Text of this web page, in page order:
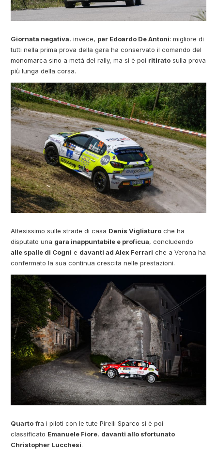
Giornata negativa, invece, per Edoardo De Antoni: migliore di
tutti nella prima prova della gara ha conservato il comando del
monomarca sino a metà del rally, ma si è poi ritirato sulla prova
più lunga della corsa.
Attesissimo sulle strade di casa Denis Vigliaturo che ha
disputato una gara inappuntabile e proficua, concludendo
alle spalle di Cogni e davanti ad Alex Ferrari che a Verona ha
confermato la sua continua crescita nelle prestazioni.
Quarto fra i piloti con le tute Pirelli Sparco si è poi
classificato Emanuele Fiore, davanti allo sfortunato
Christopher Lucchesi.